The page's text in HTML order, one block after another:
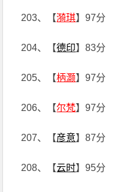
203、【漪琪】97分
204、【德印】83分
205、【柄灏】97分
206、【尔梵】97分
207、【彦意】87分
208、【云时】95分